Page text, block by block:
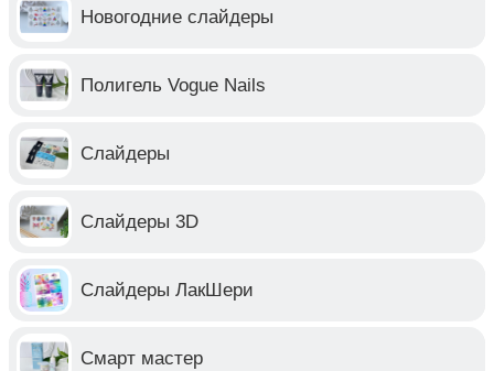
Новогодние слайдеры
Полигель Vogue Nails
Слайдеры
Слайдеры 3D
Слайдеры ЛакШери
Смарт мастер